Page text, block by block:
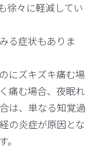
徐々に軽減してい
る症状もありま
にズキズキ痛む場
痛む場合、夜眠れ
は、単なる知覚過
の炎症が原因とな